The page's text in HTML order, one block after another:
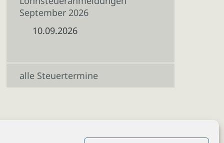
September 2026
10.09.2026
alle Steuertermine